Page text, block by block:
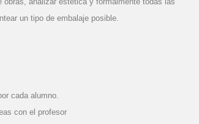
un tipo de embalaje posible.
cada alumno.
con el profesor